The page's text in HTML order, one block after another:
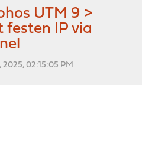
UTM 9 >
festen IP via
02:15:05 PM